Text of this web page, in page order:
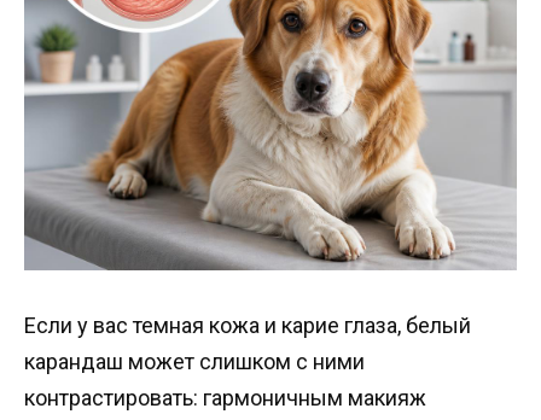
Если у вас темная кожа и карие глаза, белый
карандаш может слишком с ними
контрастировать: гармоничным макияж